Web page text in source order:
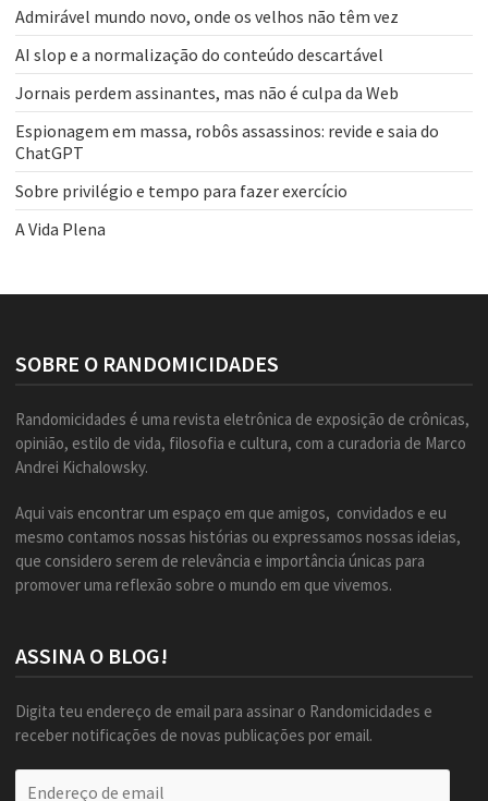
Admirável mundo novo, onde os velhos não têm vez
AI slop e a normalização do conteúdo descartável
Jornais perdem assinantes, mas não é culpa da Web
Espionagem em massa, robôs assassinos: revide e saia do
ChatGPT
Sobre privilégio e tempo para fazer exercício
A Vida Plena
SOBRE O RANDOMICIDADES
Randomicidades é uma revista eletrônica de exposição de crônicas,
opinião, estilo de vida, filosofia e cultura, com a curadoria de Marco
Andrei Kichalowsky.
Aqui vais encontrar um espaço em que amigos, convidados e eu
mesmo contamos nossas histórias ou expressamos nossas ideias,
que considero serem de relevância e importância únicas para
promover uma reflexão sobre o mundo em que vivemos.
ASSINA O BLOG!
Digita teu endereço de email para assinar o Randomicidades e
receber notificações de novas publicações por email.